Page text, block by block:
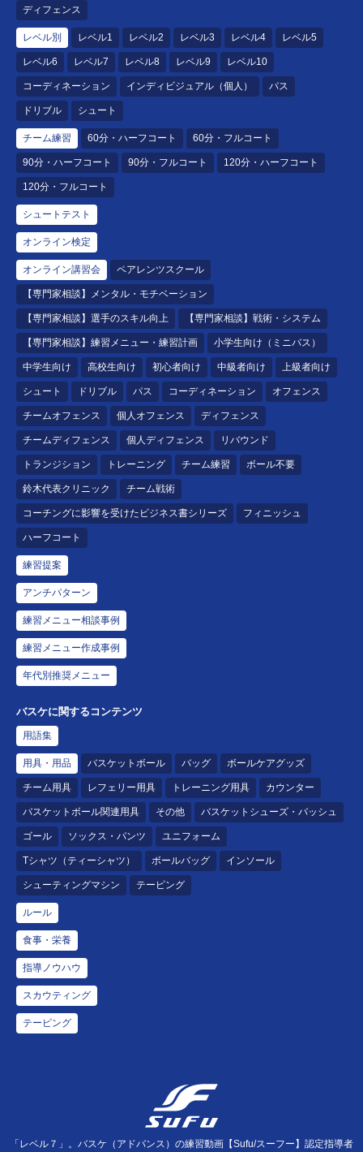
ディフェンス
レベル別 レベル1 レベル2 レベル3 レベル4 レベル5
レベル6 レベル7 レベル8 レベル9 レベル10
コーディネーション インディビジュアル（個人） パス
ドリブル シュート
チーム練習 60分・ハーフコート 60分・フルコート
90分・ハーフコート 90分・フルコート 120分・ハーフコート
120分・フルコート
シュートテスト
オンライン検定
オンライン講習会 ペアレンツスクール
【専門家相談】メンタル・モチベーション
【専門家相談】選手のスキル向上 【専門家相談】戦術・システム
【専門家相談】練習メニュー・練習計画 小学生向け（ミニバス）
中学生向け 高校生向け 初心者向け 中級者向け 上級者向け
シュート ドリブル パス コーディネーション オフェンス
チームオフェンス 個人オフェンス ディフェンス
チームディフェンス 個人ディフェンス リバウンド
トランジション トレーニング チーム練習 ボール不要
鈴木代表クリニック チーム戦術
コーチングに影響を受けたビジネス書シリーズ フィニッシュ
ハーフコート
練習提案
アンチパターン
練習メニュー相談事例
練習メニュー作成事例
年代別推奨メニュー
バスケに関するコンテンツ
用語集
用具・用品 バスケットボール バッグ ボールケアグッズ
チーム用具 レフェリー用具 トレーニング用具 カウンター
バスケットボール関連用具 その他 バスケットシューズ・バッシュ
ゴール ソックス・パンツ ユニフォーム
Tシャツ（ティーシャツ） ボールバッグ インソール
シューティングマシン テーピング
ルール
食事・栄養
指導ノウハウ
スカウティング
テーピング
「レベル７」。バスケ（アドバンス）の練習動画【Sufu/スーフー】認定指導者